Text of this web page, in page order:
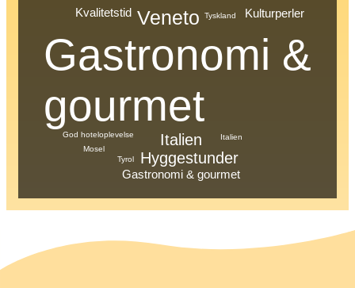
Gastronomi &
gourmet
Veneto
Italien
Hyggestunder
Gastronomi & gourmet
Kvalitetstid Kulturperler
God hoteloplevelse
Tyskland
Italien
Tyrol
Mosel